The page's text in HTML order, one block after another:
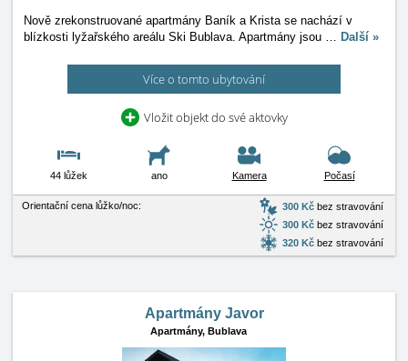
Nově zrekonstruované apartmány Baník a Krista se nachází v
blízkosti lyžařského areálu Ski Bublava. Apartmány jsou … Další »
Více o tomto ubytování
Vložit objekt do své aktovky
44 lůžek ano Kamera Počasí
Orientační cena lůžko/noc: 300 Kč bez stravování
300 Kč bez stravování
320 Kč bez stravování
Apartmány Javor
Apartmány, Bublava